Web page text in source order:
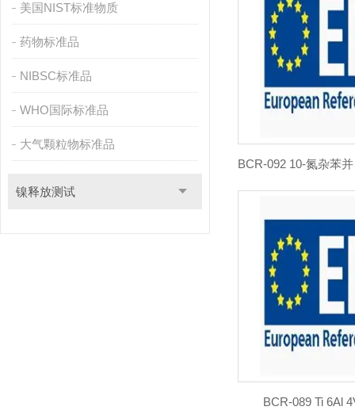
美国NIST标准物质
药物标准品
NIBSC标准品
WHO国际标准品
大气颗粒物标准品
镍释放测试
BCR-089 Ti 6Al